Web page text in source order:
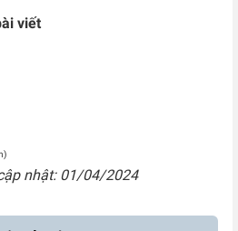
viết
nhật: 01/04/2024